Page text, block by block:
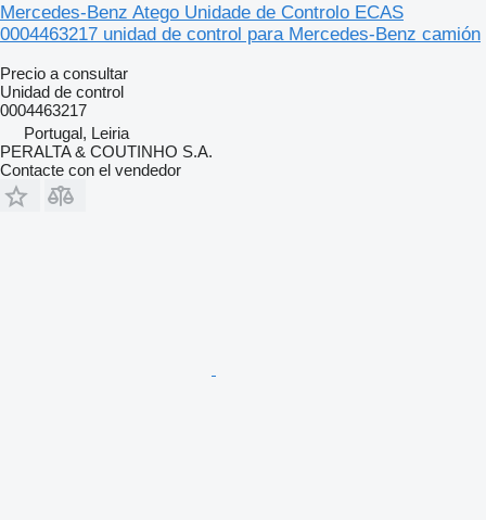
Mercedes-Benz Atego Unidade de Controlo ECAS
0004463217 unidad de control para Mercedes-Benz camión
Precio a consultar
Unidad de control
0004463217
Portugal, Leiria
PERALTA & COUTINHO S.A.
Contacte con el vendedor